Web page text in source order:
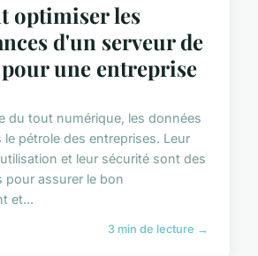
optimiser les
d'un serveur de
une entreprise
du tout numérique, les données
pétrole des entreprises. Leur
et leur sécurité sont des
pour assurer le bon
et...
3 min de lecture →